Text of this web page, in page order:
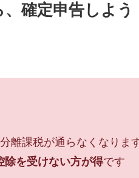
、確定申告しよ
離課税が通らなくなりま
除を受けない方が得です